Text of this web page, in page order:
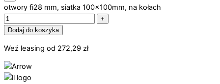
otwory fi28 mm, siatka 100x100mm, na kołach
+
Dodaj do koszyka
Weź leasing od 272,29 zł